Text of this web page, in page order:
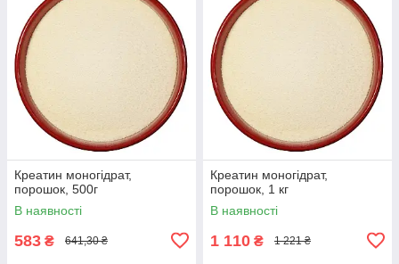
Креатин моногідрат,
порошок, 500г
В наявності
583 ₴ 641,30 ₴
Креатин моногідрат,
порошок, 1 кг
В наявності
1 110 ₴ 1 221 ₴